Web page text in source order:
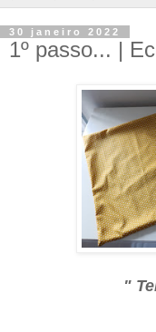
30 janeiro 2022
1º passo... |
"